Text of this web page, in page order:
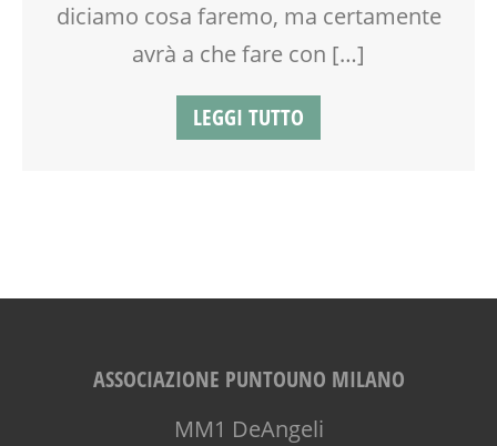
diciamo cosa faremo, ma certamente
avrà a che fare con […]
LEGGI TUTTO
ASSOCIAZIONE PUNTOUNO MILANO
MM1 DeAngeli